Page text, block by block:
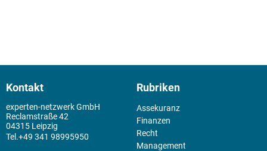
Kontakt
experten-netzwerk GmbH
Reclamstraße 42
04315 Leipzig
+49 341 98995950
Rubriken
Assekuranz
Finanzen
Recht
Management